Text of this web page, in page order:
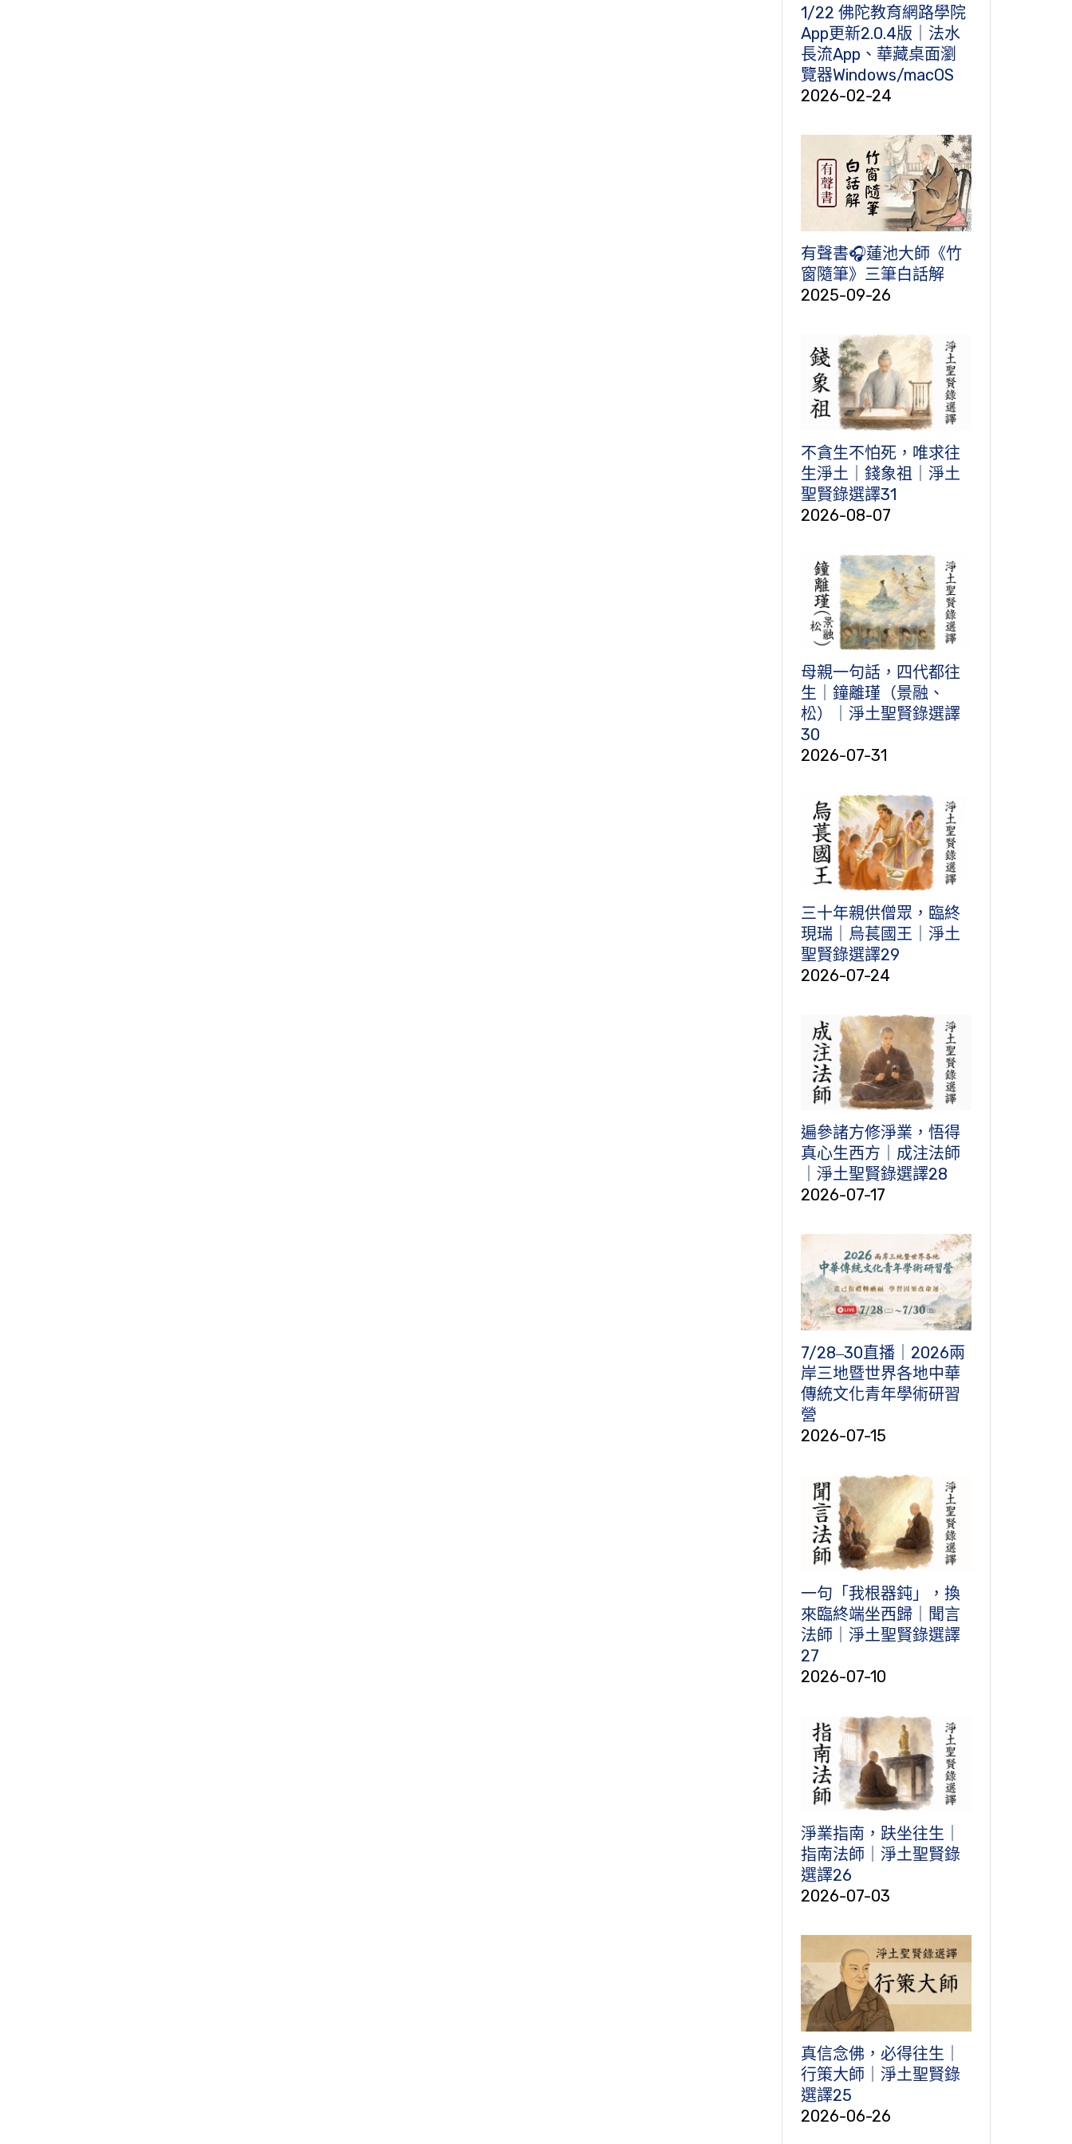
1/22 佛陀教育網路學院
App更新2.0.4版｜法水
長流App、華藏桌面瀏
覽器Windows/macOS
2026-02-24
有聲書🎧蓮池大師《竹
窗隨筆》三筆白話解
2025-09-26
不貪生不怕死，唯求往
生淨土｜錢象祖｜淨土
聖賢錄選譯31
2026-08-07
母親一句話，四代都往
生｜鐘離瑾（景融、
松）｜淨土聖賢錄選譯
30
2026-07-31
三十年親供僧眾，臨終
現瑞｜烏萇國王｜淨土
聖賢錄選譯29
2026-07-24
遍參諸方修淨業，悟得
真心生西方｜成注法師
｜淨土聖賢錄選譯28
2026-07-17
7/28‒30直播｜2026兩
岸三地暨世界各地中華
傳統文化青年學術研習
營
2026-07-15
一句「我根器鈍」，換
來臨終端坐西歸｜聞言
法師｜淨土聖賢錄選譯
27
2026-07-10
淨業指南，趺坐往生｜
指南法師｜淨土聖賢錄
選譯26
2026-07-03
真信念佛，必得往生｜
行策大師｜淨土聖賢錄
選譯25
2026-06-26